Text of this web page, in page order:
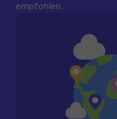
empfohlen.